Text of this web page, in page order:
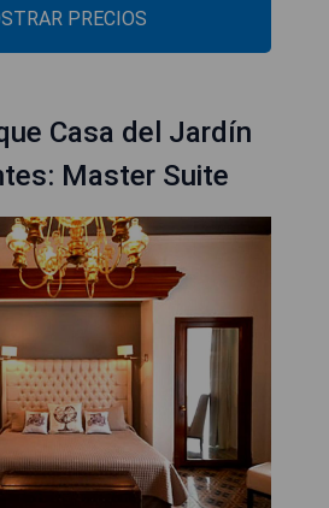
PRECIOS
Casa del Jardín
Master Suite